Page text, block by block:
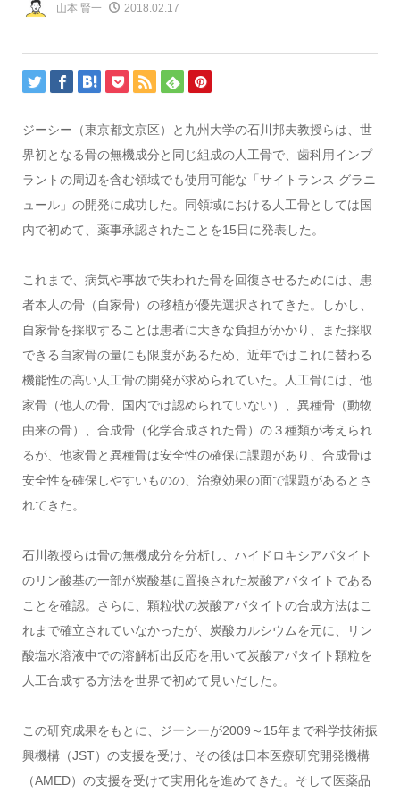
山本 賢一 2018.02.17
ジーシー（東京都文京区）と九州大学の石川邦夫教授らは、世
界初となる骨の無機成分と同じ組成の人工骨で、歯科用インプ
ラントの周辺を含む領域でも使用可能な「サイトランス グラニ
ュール」の開発に成功した。同領域における人工骨としては国
内で初めて、薬事承認されたことを15日に発表した。
これまで、病気や事故で失われた骨を回復させるためには、患
者本人の骨（自家骨）の移植が優先選択されてきた。しかし、
自家骨を採取することは患者に大きな負担がかかり、また採取
できる自家骨の量にも限度があるため、近年ではこれに替わる
機能性の高い人工骨の開発が求められていた。人工骨には、他
家骨（他人の骨、国内では認められていない）、異種骨（動物
由来の骨）、合成骨（化学合成された骨）の３種類が考えられ
るが、他家骨と異種骨は安全性の確保に課題があり、合成骨は
安全性を確保しやすいものの、治療効果の面で課題があるとさ
れてきた。
石川教授らは骨の無機成分を分析し、ハイドロキシアパタイト
のリン酸基の一部が炭酸基に置換された炭酸アパタイトである
ことを確認。さらに、顆粒状の炭酸アパタイトの合成方法はこ
れまで確立されていなかったが、炭酸カルシウムを元に、リン
酸塩水溶液中での溶解析出反応を用いて炭酸アパタイト顆粒を
人工合成する方法を世界で初めて見いだした。
この研究成果をもとに、ジーシーが2009～15年まで科学技術振
興機構（JST）の支援を受け、その後は日本医療研究開発機構
（AMED）の支援を受けて実用化を進めてきた。そして医薬品